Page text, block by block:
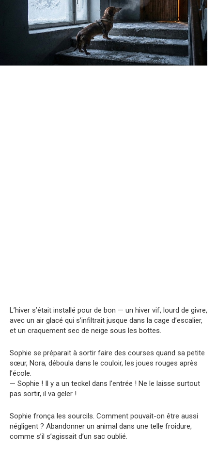
L’hiver s’était installé pour de bon — un hiver vif, lourd de givre,
avec un air glacé qui s’infiltrait jusque dans la cage d’escalier,
et un craquement sec de neige sous les bottes.
Sophie se préparait à sortir faire des courses quand sa petite
sœur, Nora, déboula dans le couloir, les joues rouges après
l’école.
— Sophie ! Il y a un teckel dans l’entrée ! Ne le laisse surtout
pas sortir, il va geler !
Sophie fronça les sourcils. Comment pouvait-on être aussi
négligent ? Abandonner un animal dans une telle froidure,
comme s’il s’agissait d’un sac oublié.